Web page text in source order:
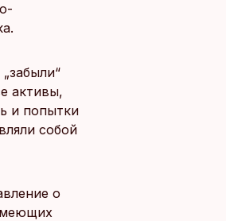
активы,
и попытки
собой
о